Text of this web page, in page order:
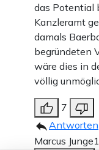
das Potential
Kanzleramt
damals
begründeten
wäre dies in
völlig
7
Antworten
Marcus Junge